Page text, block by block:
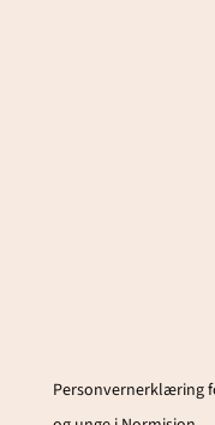
Personvernerklæring